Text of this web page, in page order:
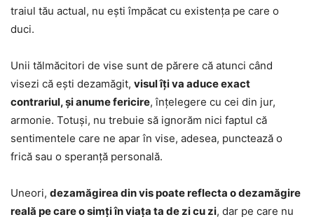
traiul tău actual, nu ești împăcat cu existența pe care o
duci.
Unii tălmăcitori de vise sunt de părere că atunci când
visezi că ești dezamăgit, visul îți va aduce exact
contrariul, și anume fericire, înțelegere cu cei din jur,
armonie. Totuși, nu trebuie să ignorăm nici faptul că
sentimentele care ne apar în vise, adesea, punctează o
frică sau o speranță personală.
Uneori, dezamăgirea din vis poate reflecta o dezamăgire
reală pe care o simți în viața ta de zi cu zi, dar pe care nu